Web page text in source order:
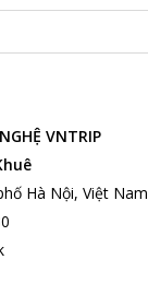
VNTRIP
Hà Nội, Việt Nam